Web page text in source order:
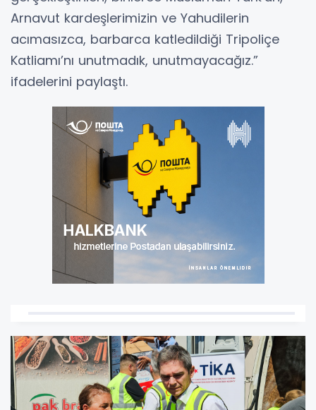
Arnavut kardeşlerimizin ve Yahudilerin
acımasızca, barbarca katledildiği Tripoliçe
Katliamı’nı unutmadık, unutmayacağız.”
ifadelerini paylaştı.